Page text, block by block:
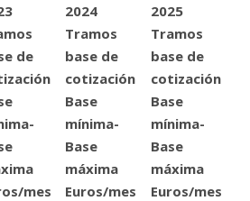
de
mes
2024
Tramos
base de
cotización
Base
mínima-
Base
máxima
Euros/mes
2025
Tramos
base de
cotización
Base
mínima-
Base
máxima
Euros/mes